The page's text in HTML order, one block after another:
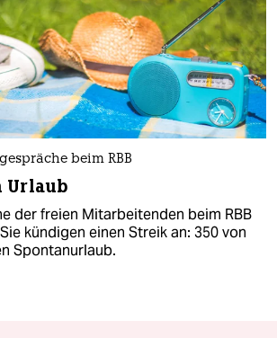
beim RBB
Urlaub
der freien Mitarbeitenden beim RBB
kündigen einen Streik an: 350 von
Spontanurlaub.